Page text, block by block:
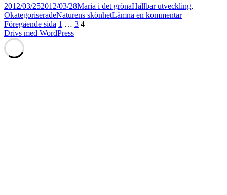
Postat
2012/03/252012/03/28Författare
Maria i det grönaKategorier
Hållbar utveckling,
OkategoriseradeTaggar
Naturens skönhetLämna en kommentartill
Sidnumrering
för
inlägg
Föregående sida Sida
1 … Sida
3 Sida
4
Drivs med WordPress